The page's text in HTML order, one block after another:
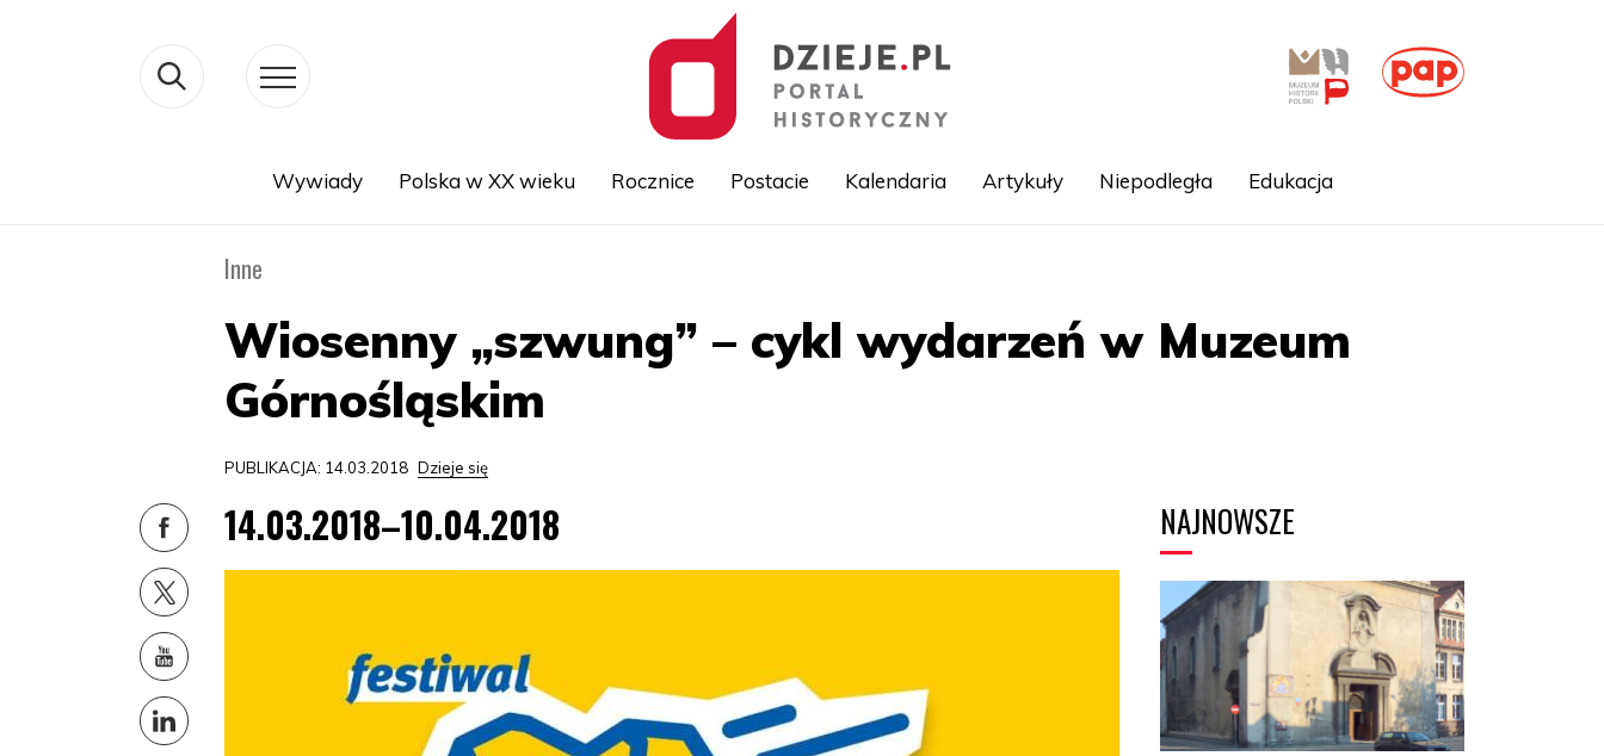
Wywiady Polska w XX wieku Rocznice Postacie Kalendaria Artykuły Niepodległa Edukacja
Inne
Wiosenny „szwung” – cykl wydarzeń w Muzeum
Górnośląskim
PUBLIKACJA: 14.03.2018 Dzieje się
14.03.2018–10.04.2018 NAJNOWSZE